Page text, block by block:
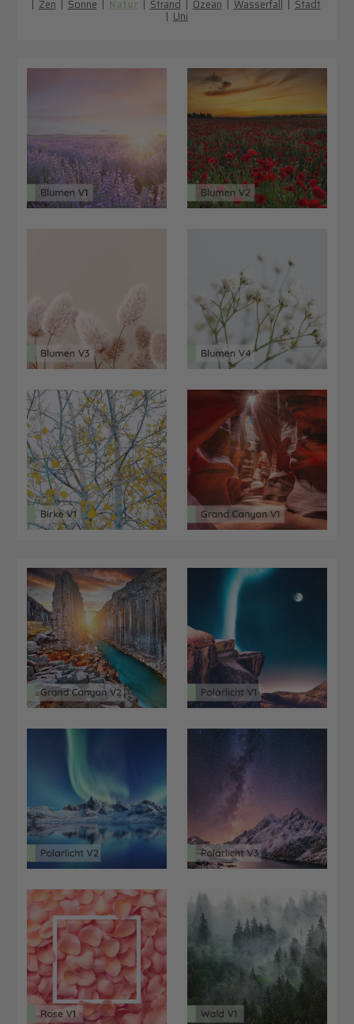
|Zen|Sonne| Natur |Strand|Ozean|Wasserfall|Stadt
| Uni